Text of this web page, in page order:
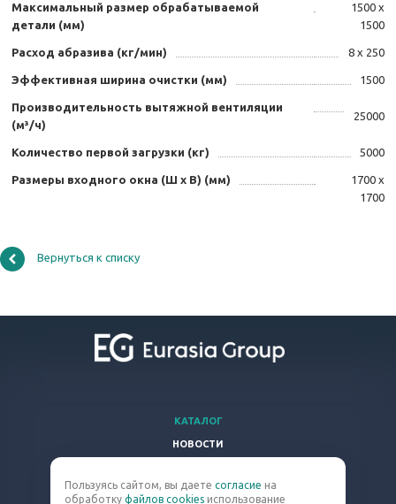
Максимальный размер обрабатываемой
детали (мм)
1500 х
1500
Расход абразива (кг/мин) 8 х 250
Эффективная ширина очистки (мм) 1500
Производительность вытяжной вентиляции
(м³/ч)
25000
Количество первой загрузки (кг) 5000
Размеры входного окна (Ш х В) (мм)
1700 х
1700
Вернуться к списку
КАТАЛОГ
НОВОСТИ
КОМПАНИЯ
Пользуясь сайтом, вы даете согласие на
обработку файлов cookies использование